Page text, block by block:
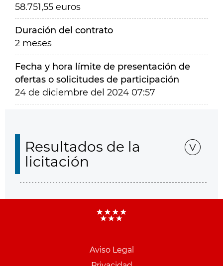
58.751,55 euros
Duración del contrato
2 meses
Fecha y hora límite de presentación de
ofertas o solicitudes de participación
24 de diciembre del 2024 07:57
Resultados de la
licitación
Aviso Legal